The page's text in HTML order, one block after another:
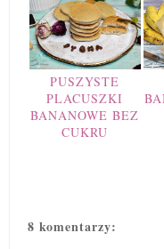
PUSZYSTE
PLACUSZKI
BANANOWE BEZ
CUKRU
8 komentarzy: